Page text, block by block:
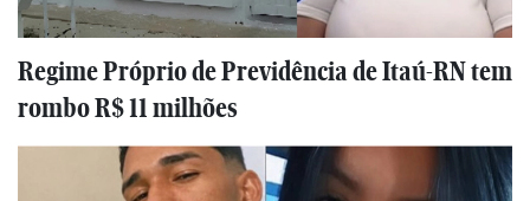
Regime Próprio de Previdência de Itaú-RN tem
rombo R$ 11 milhões